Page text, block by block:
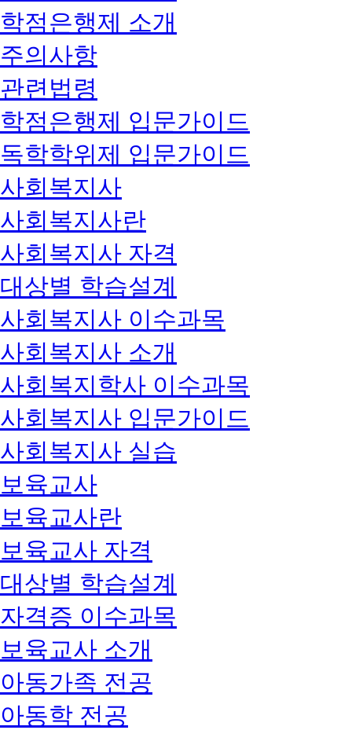
학점은행제 소개
주의사항
관련법령
학점은행제 입문가이드
독학학위제 입문가이드
사회복지사
사회복지사란
사회복지사 자격
대상별 학습설계
사회복지사 이수과목
사회복지사 소개
사회복지학사 이수과목
사회복지사 입문가이드
사회복지사 실습
보육교사
보육교사란
보육교사 자격
대상별 학습설계
자격증 이수과목
보육교사 소개
아동가족 전공
아동학 전공